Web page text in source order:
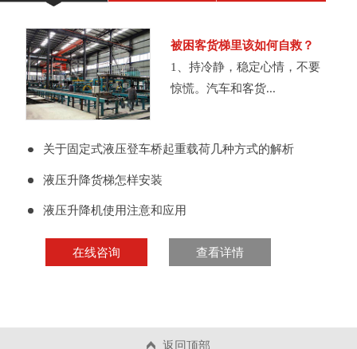
被困客货梯里该如何自救？
1、持冷静，稳定心情，不要
惊慌。汽车和客货...
关于固定式液压登车桥起重载荷几种方式的解析
液压升降货梯怎样安装
液压升降机使用注意和应用
在线咨询 查看详情
返回顶部